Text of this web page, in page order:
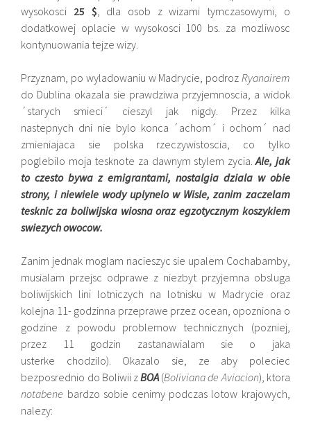
wysokosci 25 $, dla osob z wizami tymczasowymi, o
dodatkowej oplacie w wysokosci 100 bs. za mozliwosc
kontynuowania tejze wizy.
Przyznam, po wyladowaniu w Madrycie, podroz Ryanairem
do Dublina okazala sie prawdziwa przyjemnoscia, a widok
´starych smieci´ cieszyl jak nigdy. Przez kilka
nastepnych dni nie bylo konca ´achom´ i ochom´ nad
zmieniajaca sie polska rzeczywistoscia, co tylko
poglebilo moja tesknote za dawnym stylem zycia.Ale, jak
to czesto bywa z emigrantami, nostalgia dziala w obie
strony, i niewiele wody uplynelo w Wisle, zanim zaczelam
tesknic za boliwijska wiosna oraz egzotycznym koszykiem
swiezych owocow.
Zanim jednak moglam nacieszyc sie upalem Cochabamby,
musialam przejsc odprawe z niezbyt przyjemna obsluga
boliwijskich lini lotniczych na lotnisku w Madrycie oraz
kolejna 11- godzinna przeprawe przez ocean, opozniona o
godzine z powodu problemow technicznych (pozniej,
przez 11 godzin zastanawialam sie o jaka
usterke chodzilo). Okazalo sie, ze aby poleciec
bezposrednio do Boliwii zBOA(Boliviana de Aviacion), ktora
notabene bardzo sobie cenimy podczas lotow krajowych,
nalezy: